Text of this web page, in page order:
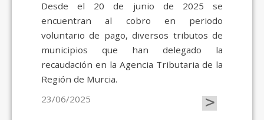
Desde el 20 de junio de 2025 se
encuentran al cobro en periodo
voluntario de pago, diversos tributos de
municipios que han delegado la
recaudación en la Agencia Tributaria de la
Región de Murcia.
23/06/2025
>